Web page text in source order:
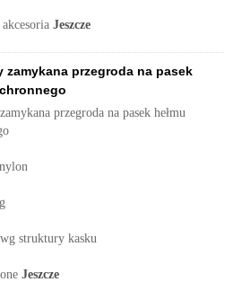
Jeszcze
zamykana przegroda na pasek
przegroda na pasek hełmu
struktury kasku
Jeszcze